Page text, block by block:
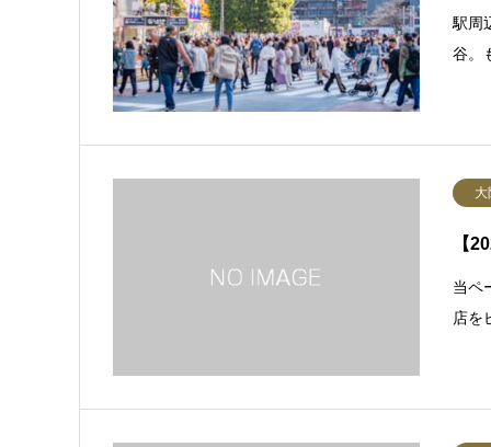
駅周
谷。
大
【
当ペ
店を